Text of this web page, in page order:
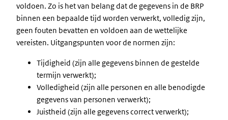
voldoen. Zo is het van belang dat de gegevens in de BRP
binnen een bepaalde tijd worden verwerkt, volledig zijn,
geen fouten bevatten en voldoen aan de wettelijke
vereisten. Uitgangspunten voor de normen zijn:
Tijdigheid (zijn alle gegevens binnen de gestelde
termijn verwerkt);
Volledigheid (zijn alle personen en alle benodigde
gegevens van personen verwerkt);
Juistheid (zijn alle gegevens correct verwerkt);